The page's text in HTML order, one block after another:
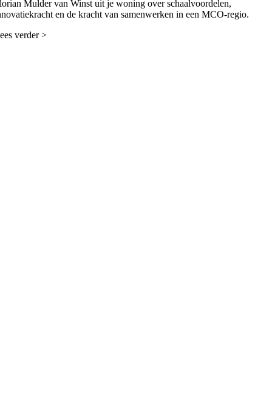
Mulder van Winst uit je woning over schaalvoordelen,
en de kracht van samenwerken in een MCO-regio.
verder >